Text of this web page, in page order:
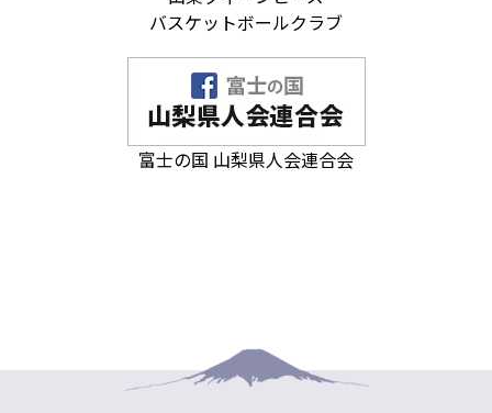
バスケットボールクラブ
富士の国 山梨県人会連合会